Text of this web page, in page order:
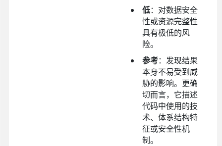
低：对数据安全
性或资源完整性
具有极低的风
险。
参考：发现结果
本身不易受到威
胁的影响。更确
切而言，它描述
代码中使用的技
术、体系结构特
征或安全性机
制。